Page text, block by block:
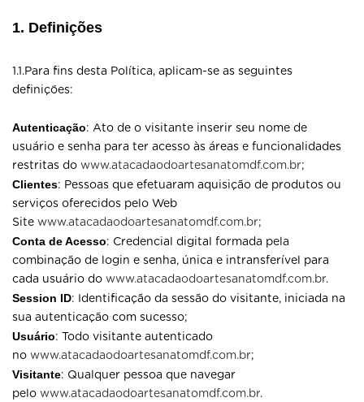
1. Definições
1.1.Para fins desta Política, aplicam-se as seguintes
definições:
Autenticação: Ato de o visitante inserir seu nome de
usuário e senha para ter acesso às áreas e funcionalidades
restritas do www.atacadaodoartesanatomdf.com.br;
Clientes: Pessoas que efetuaram aquisição de produtos ou
serviços oferecidos pelo Web
Site www.atacadaodoartesanatomdf.com.br;
Conta de Acesso: Credencial digital formada pela
combinação de login e senha, única e intransferível para
cada usuário do www.atacadaodoartesanatomdf.com.br.
Session ID: Identificação da sessão do visitante, iniciada na
sua autenticação com sucesso;
Usuário: Todo visitante autenticado
no www.atacadaodoartesanatomdf.com.br;
Visitante: Qualquer pessoa que navegar
pelo www.atacadaodoartesanatomdf.com.br.